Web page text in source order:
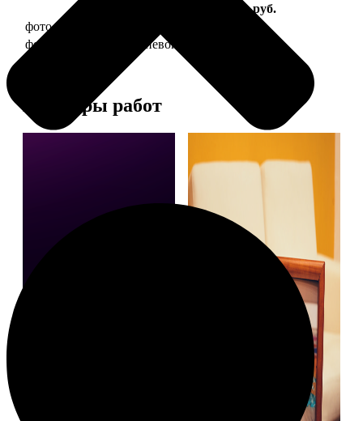
Цена, руб.
фото 10х15 в деревянной рамке
фото 10х15 в алюминиевой рамке
Примеры работ